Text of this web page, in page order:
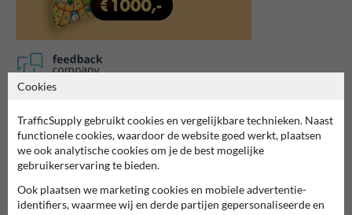
Rating9.4
Cookies
TrafficSupply gebruikt cookies en vergelijkbare technieken. Naast
functionele cookies, waardoor de website goed werkt, plaatsen
we ook analytische cookies om je de best mogelijke
gebruikerservaring te bieden.
Ook plaatsen we marketing cookies en mobiele advertentie-
identifiers, waarmee wij en derde partijen gepersonaliseerde en